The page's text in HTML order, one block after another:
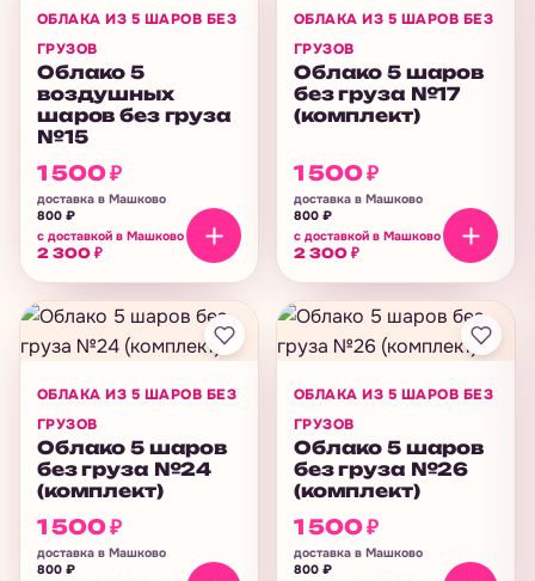
ОБЛАКА ИЗ 5 ШАРОВ БЕЗ
ГРУЗОВ
Облако 5
воздушных
шаров без груза
№15
1 500₽
доставка в Машково
800 ₽
с доставкой в Машково
2 300 ₽
ОБЛАКА ИЗ 5 ШАРОВ БЕЗ
ГРУЗОВ
Облако 5 шаров
без груза №17
(комплект)
1 500₽
доставка в Машково
800 ₽
с доставкой в Машково
2 300 ₽
ОБЛАКА ИЗ 5 ШАРОВ БЕЗ
ГРУЗОВ
Облако 5 шаров
без груза №24
(комплект)
1 500₽
доставка в Машково
800 ₽
ОБЛАКА ИЗ 5 ШАРОВ БЕЗ
ГРУЗОВ
Облако 5 шаров
без груза №26
(комплект)
1 500₽
доставка в Машково
800 ₽